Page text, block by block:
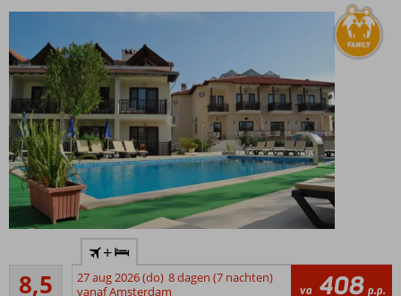
vriendelijke
service
loopafstand
van het
centrum
8,5Aanrader
40
+
27 aug 2026 (do) 8 dagen (7 nachten)
vanaf Amsterdam
va 408 p.p.